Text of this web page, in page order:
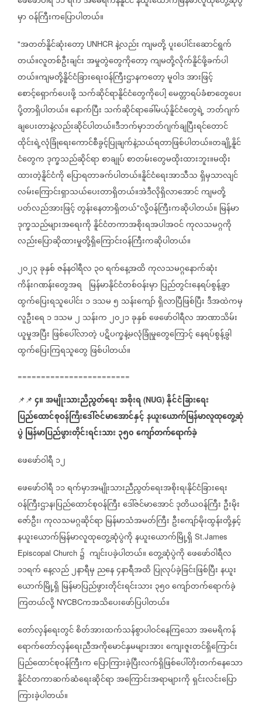
မှာဝန်ကြီးကပြောပါတယ်။
"အတတ်နိူင်ဆုံးတော့ UNHCR နဲ့လည်းကျမတို့ပူးပေါင်းဆောင်ရွက်
တယ်။လူတစ်ဦးချင်းအမှုတွဲတွေကိုတော့ကျမတို့လိုက်နိူင်ဖို့ခက်ပါ
တယ်။ကျမတို့နိူင်ငံခြားရေးဝန်ကြီးဌာနကတော့မူဝါဒအားဖြင့်
စောင့်ရှောက်ပေးဖို့သက်ဆိုင်ရာနိူင်ငံတွေကိုပေါ့မေတ္တာရပ်ခံစာတွေပေး
ပို့တာရှိပါတယ်။နောက်ပြီး သက်ဆိုင်ရာခေါ်မယ့်နိူင်ငံတွေရဲ့ဘတ်ဂျက်
ချပေးတာနဲ့လည်းဆိုင်ပါတယ်။ဒီဘက်မှာဘတ်ဂျက်ချပြီးရင်တောင်
ထိုင်းရဲ့လုံခြုံရေးကောင်စီခွင့်ပြုချက်နဲ့သယ်ရတာဖြစ်ပါတယ်။တချို့နိူင်
ငံတွေကဒုက္ခသည်ဆိုင်ရာစာချုပ်စာတမ်းတွေမထိုးထားဘူး။မထိုး
ထားတဲ့နိူင်ငံကိုပြောရတာခက်ပါတယ်။နိူင်ငံရေးအာသီသရှိမှသာလျင်
လမ်းကြောင်းရှာသယ်ပေးတာရှိတယ်။အဲဒီလိုရှိလာအောင်ကျမတို့
ပတ်လည်အားဖြင့်တွန်းနေတာရှိတယ်"လို့ဝန်ကြီးကဆိုပါတယ်။ မြန်မာ
ဒုက္ခသည်များအရေးကိုနိူင်ငံတကာအစိုးရအပါအဝင်ကုလသမဂ္ဂကို
လည်းပြောဆိုထားမှုတို့ရှိကြောင်းဝန်ကြီးကဆိုပါတယ်။
၂၀၂၃ခုနှစ်ဇန်နဝါရီလ ၃၀ရက်နေ့အထိကုလသမဂ္ဂနောက်ဆုံး
ကိန်းဂဏန်းတွေအရ မြန်မာနိုင်ငံတစ်ဝန်းမှာပြည်တွင်းနေရပ်စွန့်ခွာ
ထွက်ပြေးရသူပေါင်း ၁ဒသမ၅ သန်းကျော်ရှိလာပြီဖြစ်ပြီးဒီအထဲကမှ
လူဦးရေ ၁ဒသမ၂ သန်းက၂၀၂၁ခုနှစ်ဖေဖော်ဝါရီလအာဏာသိမ်း
ယူမှုအပြီး ဖြစ်ပေါ်လာတဲ့ပဋိပက္ခနဲ့မလုံခြုံမှုတွေကြောင့်နေရပ်စွန့်ခွါ
ထွက်ပြေးကြရသူတွေ ဖြစ်ပါတယ်။
========================
📌📌 ၄။အမျိုးသားညီညွတ်ရေးအစိုးရ (NUG) နိုင်ငံခြားရေး
ပြည်ထောင်စုဝန်ကြီးဒေါ်ဇင်မာအောင်နှင့်နယူးယောက်မြန်မာလူထုတွေ့ဆုံ
ပွဲမြန်မာပြည်ဖွားတိုင်းရင်းသား၃၅၀ကျော်တက်ရောက်ခဲ့
ဖေဖော်ဝါရီ ၁၂
ဖေဖော်ဝါရီ ၁၁ရက်မှာအမျိုးသားညီညွတ်ရေးအစိုးရ၊နိုင်ငံခြားရေး
ဝန်ကြီးဌာန၊ပြည်ထောင်စုဝန်ကြီးဒေါ်ဇင်မာအောင်ဒုတိယဝန်ကြီး ဦးမိုး
ဇော်ဦး၊ကုလသမဂ္ဂဆိုင်ရာမြန်မာသံအမတ်ကြီး ဦးကျော်မိုးထွန်းတို့နှင့်
နယူးယောက်မြန်မာလူထုတွေ့ဆုံပွဲကိုနယူးယောက်မြို့ရှိ St.James
Episcopal Church ၌ ကျင်းပခဲ့ပါတယ်။တွေ့ဆုံပွဲကိုဖေဖော်ဝါရီလ
၁၁ရက်နေ့လည်၂နာရီမှ ညနေ၄နာရီအထိ ပြုလုပ်ခဲ့ခြင်းဖြစ်ပြီးနယူး
ယောက်မြို့ရှိ မြန်မာပြည်ဖွားတိုင်းရင်းသား ၃၅၀ကျော်တက်ရောက်ခဲ့
ကြတယ်လို့ NYCBCကအသိပေးဖော်ပြပါတယ်။
တော်လှန်ရေးတွင်စိတ်အားထက်သန်စွာပါဝင်နေကြသောအမေရိကန်
ရောက်တော်လှန်ရေးညီအကိုမောင်နှမများအားကျေးဇူးတင်ရှိကြောင်း
ပြည်ထောင်စုဝန်ကြီးကပြောကြားခဲ့ပြီးလက်ရှိဖြစ်ပေါ်တိုးတက်နေသော
နိူင်ငံတကာဆက်ဆံရေးဆိုင်ရာအကြောင်းအရာများကိုရှင်းလင်းပြော
ကြားခဲ့ပါတယ်။